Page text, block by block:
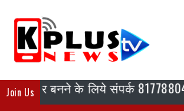
Join Usबनने के लिये संपर्क 8177880420